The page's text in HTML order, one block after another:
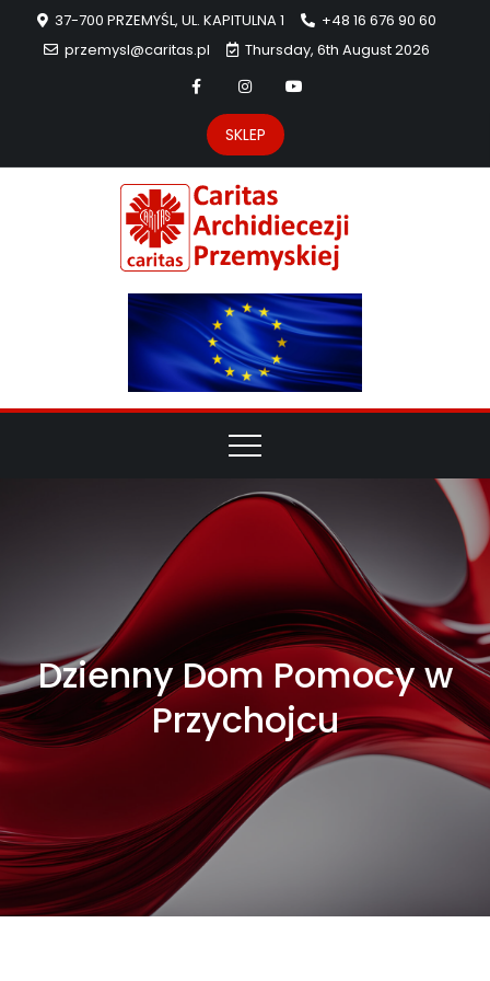
37-700 PRZEMYŚL, UL. KAPITULNA 1
+48 16 676 90 60
przemysl@caritas.pl
Thursday, 6th August 2026
SKLEP
Dzienny Dom Pomocy w
Przychojcu